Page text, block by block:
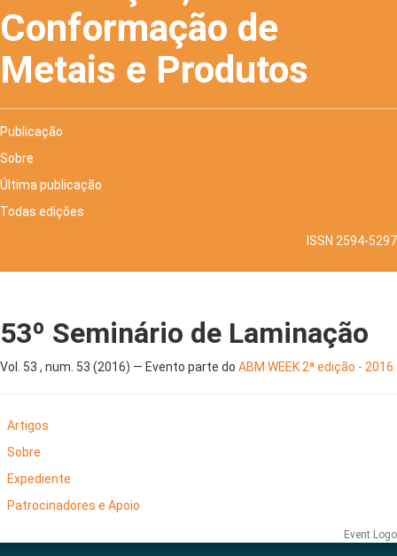
Conformação de
Metais e Produtos
Publicação
Sobre
Última publicação
Todas edições
ISSN 2594-5297
53º Seminário de Laminação
Vol. 53 , num. 53 (2016) — Evento parte do ABM WEEK 2ª edição - 2016
Artigos
Sobre
Expediente
Patrocinadores e Apoio
Event Logo